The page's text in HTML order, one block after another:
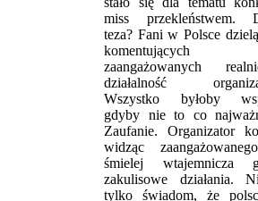
miss przekleństwem.
teza? Fani w Polsce
zaangażowanych
działalność
Wszystko byłoby
gdyby nie to co
Zaufanie. Organizator
widząc
śmielej
zakulisowe działania.
tylko świadom, że